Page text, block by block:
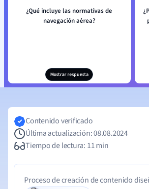
¿Qué incluye las normativas de
navegación aérea?
Mostrar respuesta
Contenido verificado
Última actualización: 08.08.2024
Tiempo de lectura: 11 min
Proceso de creación de contenido